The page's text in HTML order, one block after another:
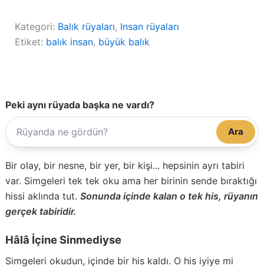
Kategori: Balık rüyaları, Insan rüyaları
Etiket: balık insan, büyük balık
Peki aynı rüyada başka ne vardı?
Ara
Bir olay, bir nesne, bir yer, bir kişi... hepsinin ayrı tabiri
var. Simgeleri tek tek oku ama her birinin sende bıraktığı
hissi aklında tut. Sonunda içinde kalan o tek his, rüyanın
gerçek tabiridir.
Hâlâ İçine Sinmediyse
Simgeleri okudun, içinde bir his kaldı. O his iyiye mi